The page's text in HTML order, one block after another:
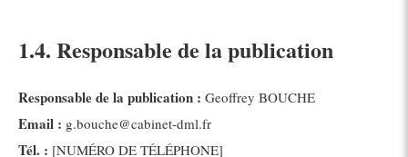
1.4. Responsable de la publication
Responsable de la publication : Geoffrey BOUCHE
Email : g.bouche@cabinet-dml.fr
Tél. : [NUMÉRO DE TÉLÉPHONE]